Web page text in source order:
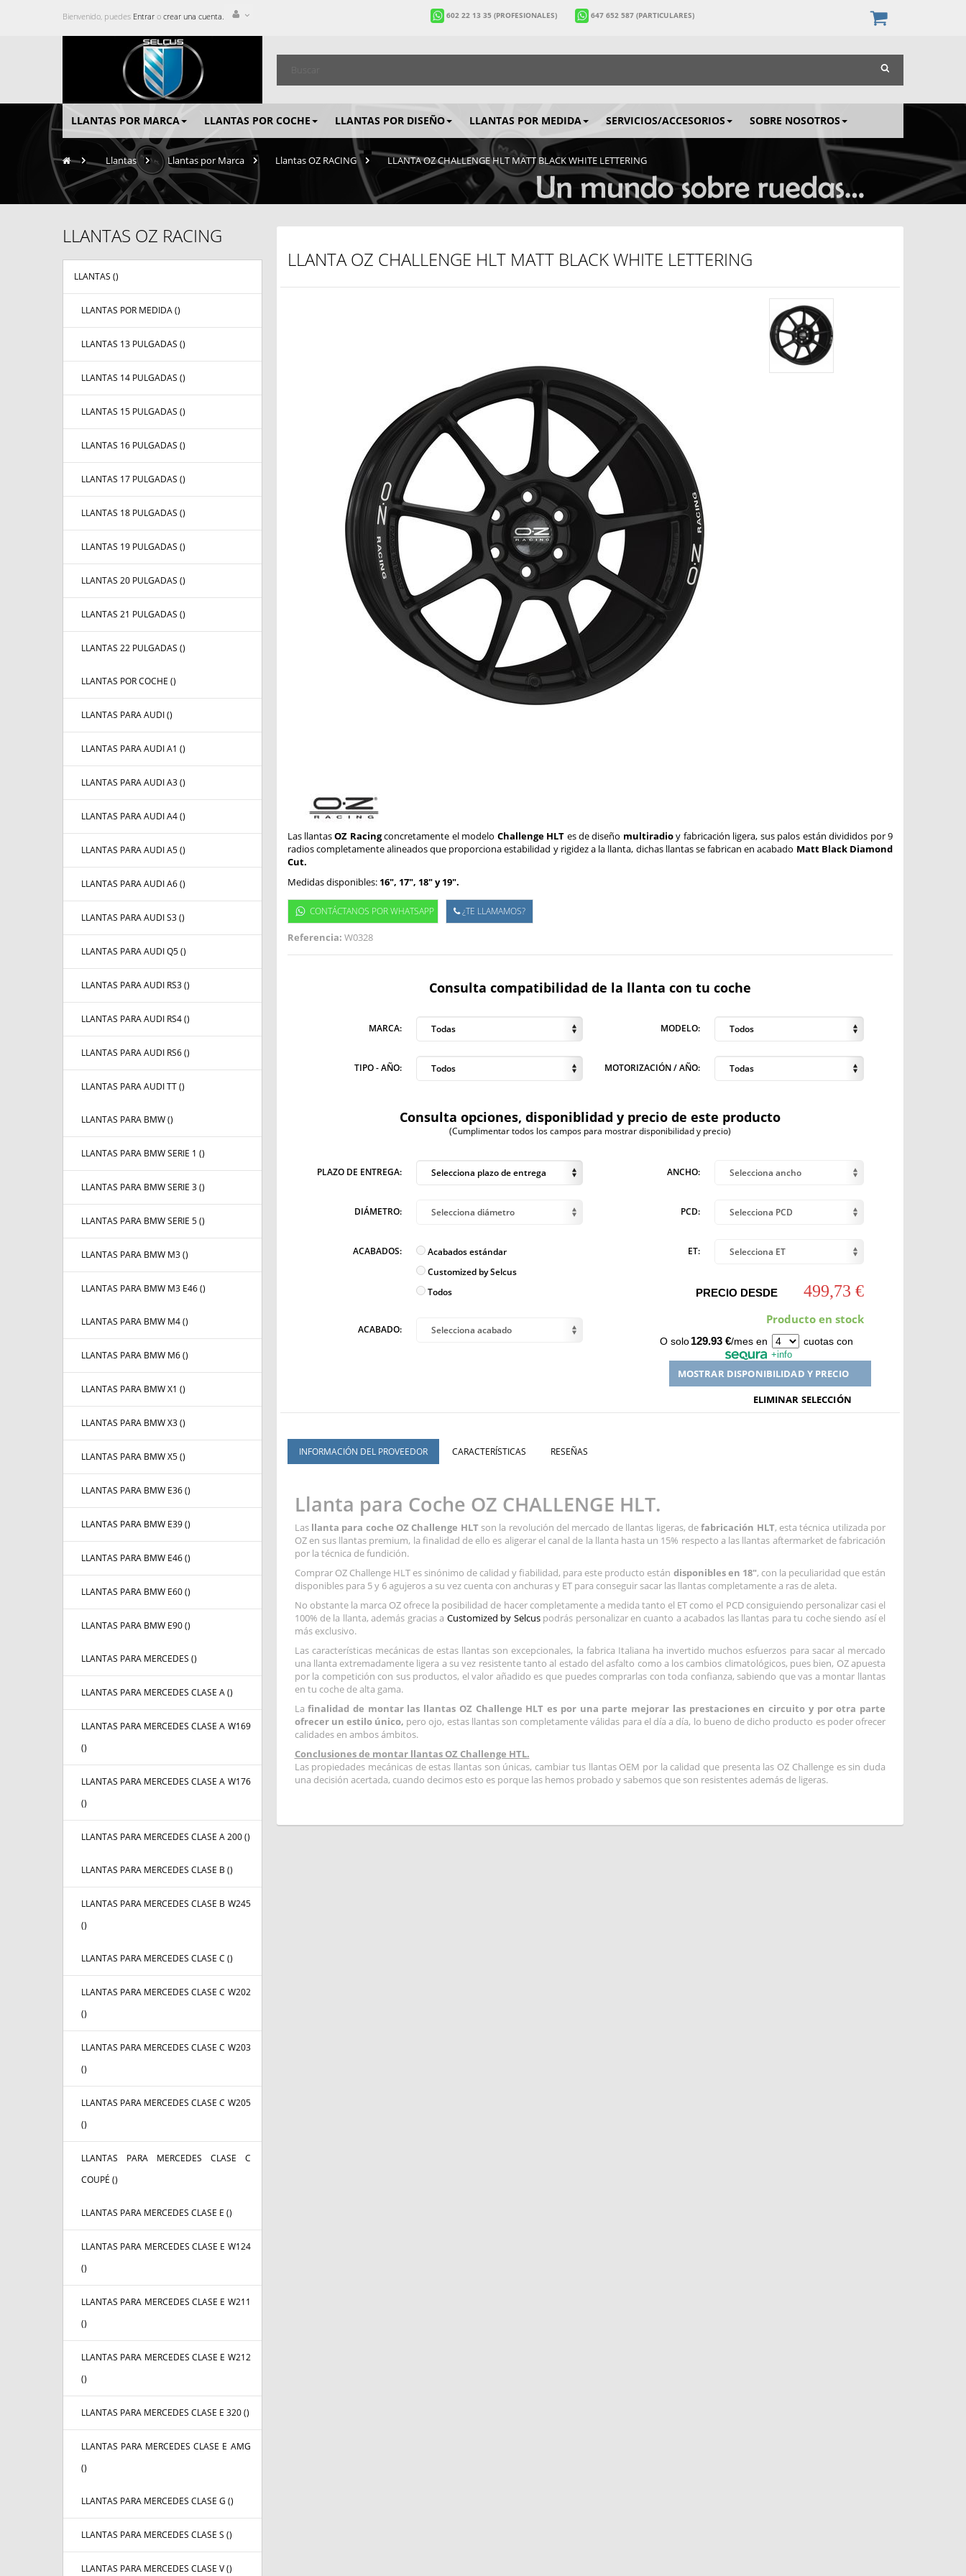
Bienvenido, puedes Entrar o crear una cuenta. 602 22 13 35(PROFESIONALES) 647 652 587(PARTICULARES)
LLANTAS POR MARCA LLANTAS POR COCHE LLANTAS POR DISEÑO LLANTAS POR MEDIDA SERVICIOS/ACCESORIOS SOBRE NOSOTROS
> Llantas > Llantas por Marca Llantas OZ RACING LLANTA OZ CHALLENGE HLT MATT BLACK WHITE LETTERING
LLANTAS OZ RACING
LLANTAS ()
LLANTAS POR MEDIDA ()
LLANTAS 13 PULGADAS ()
LLANTAS 14 PULGADAS ()
LLANTAS 15 PULGADAS ()
LLANTAS 16 PULGADAS ()
LLANTAS 17 PULGADAS ()
LLANTAS 18 PULGADAS ()
LLANTAS 19 PULGADAS ()
LLANTAS 20 PULGADAS ()
LLANTAS 21 PULGADAS ()
LLANTAS 22 PULGADAS ()
LLANTAS POR COCHE ()
LLANTAS PARA AUDI ()
LLANTAS PARA AUDI A1 ()
LLANTAS PARA AUDI A3 ()
LLANTAS PARA AUDI A4 ()
LLANTAS PARA AUDI A5 ()
LLANTAS PARA AUDI A6 ()
LLANTAS PARA AUDI S3 ()
LLANTAS PARA AUDI Q5 ()
LLANTAS PARA AUDI RS3 ()
LLANTAS PARA AUDI RS4 ()
LLANTAS PARA AUDI RS6 ()
LLANTAS PARA AUDI TT ()
LLANTAS PARA BMW ()
LLANTAS PARA BMW SERIE 1 ()
LLANTAS PARA BMW SERIE 3 ()
LLANTAS PARA BMW SERIE 5 ()
LLANTAS PARA BMW M3 ()
LLANTAS PARA BMW M3 E46 ()
LLANTAS PARA BMW M4 ()
LLANTAS PARA BMW M6 ()
LLANTAS PARA BMW X1 ()
LLANTAS PARA BMW X3 ()
LLANTAS PARA BMW X5 ()
LLANTAS PARA BMW E36 ()
LLANTAS PARA BMW E39 ()
LLANTAS PARA BMW E46 ()
LLANTAS PARA BMW E60 ()
LLANTAS PARA BMW E90 ()
LLANTAS PARA MERCEDES ()
LLANTAS PARA MERCEDES CLASE A ()
LLANTAS PARA MERCEDES CLASE A W169
()
LLANTAS PARA MERCEDES CLASE A W176
()
LLANTAS PARA MERCEDES CLASE A 200 ()
LLANTAS PARA MERCEDES CLASE B ()
LLANTAS PARA MERCEDES CLASE B W245
()
LLANTAS PARA MERCEDES CLASE C ()
LLANTAS PARA MERCEDES CLASE C W202
()
LLANTAS PARA MERCEDES CLASE C W203
()
LLANTAS PARA MERCEDES CLASE C W205
()
LLANTAS PARA MERCEDES CLASE C
COUPÉ ()
LLANTAS PARA MERCEDES CLASE E ()
LLANTAS PARA MERCEDES CLASE E W124
()
LLANTAS PARA MERCEDES CLASE E W211
()
LLANTAS PARA MERCEDES CLASE E W212
()
LLANTAS PARA MERCEDES CLASE E 320 ()
LLANTAS PARA MERCEDES CLASE E AMG
()
LLANTAS PARA MERCEDES CLASE G ()
LLANTAS PARA MERCEDES CLASE S ()
LLANTAS PARA MERCEDES CLASE V ()
LLANTA OZ CHALLENGE HLT MATT BLACK WHITE LETTERING
Las llantasOZ Racingconcretamente el modelo Challenge HLT es de diseño multiradioy fabricación ligera, sus palos están divididos por 9
radios completamente alineados que proporciona estabilidad y rigidez a la llanta, dichas llantas se fabrican en acabado Matt Black Diamond
Cut.
Medidas disponibles: 16", 17", 18" y 19".
CONTÁCTANOS POR WHATSAPP ¿TE LLAMAMOS?
Referencia: W0328
Consulta compatibilidad de la llanta con tu coche
MARCA: Todas MODELO: Todos
TIPO - AÑO: Todos MOTORIZACIÓN / AÑO: Todas
Consulta opciones, disponiblidad y precio de este producto
(Cumplimentar todos los campos para mostrar disponibilidad y precio)
PLAZO DE ENTREGA: Selecciona plazo de entrega
DIÁMETRO: Selecciona diámetro
ACABADOS:
Acabados estándar
Customized by Selcus
Todos
ACABADO: Selecciona acabado
ANCHO: Selecciona ancho
PCD: Selecciona PCD
ET: Selecciona ET
PRECIO DESDE 499,73 €
Producto en stock
O solo 129.93 €/mes en cuotas con
+info
MOSTRAR DISPONIBILIDAD Y PRECIO
ELIMINAR SELECCIÓN
INFORMACIÓN DEL PROVEEDOR CARACTERÍSTICAS RESEÑAS
Llanta para Coche OZ CHALLENGE HLT.
Las llanta para coche OZ Challenge HLTson la revolución del mercado de llantas ligeras, defabricación HLT, esta técnica utilizada por
OZ en sus llantas premium, la finalidad de ello es aligerar el canal de la llanta hasta un 15% respecto a las llantas aftermarket de fabricación
por la técnica de fundición.
Comprar OZ Challenge HLT es sinónimo de calidad y fiabilidad, para este producto están disponibles en 18", con la peculiaridad que están
disponibles para 5 y 6 agujeros a su vez cuenta con anchuras y ET para conseguir sacar las llantas completamente a ras de aleta.
No obstante la marca OZ ofrece la posibilidad de hacer completamente a medida tanto el ET como el PCD consiguiendo personalizar casi el
100% de la llanta, además gracias a Customized by Selcuspodrás personalizar en cuanto a acabados las llantas para tu coche siendo así el
más exclusivo.
Las características mecánicas de estas llantas son excepcionales, la fabrica Italiana ha invertido muchos esfuerzos para sacar al mercado
una llanta extremadamente ligera a su vez resistente tanto al estado del asfalto como a los cambios climatológicos, pues bien, OZ apuesta
por la competición con sus productos, el valor añadido es que puedes comprarlas con toda confianza, sabiendo que vas a montar llantas
en tu coche de alta gama.
La finalidad de montar las llantas OZ Challenge HLT es por una parte mejorar las prestaciones en circuito y por otra parte
ofrecer un estilo único, pero ojo, estas llantas son completamente válidas para el día a día, lo bueno de dicho producto es poder ofrecer
calidades en ambos ámbitos.
Conclusiones de montar llantas OZ Challenge HTL.
Las propiedades mecánicas de estas llantas son únicas, cambiar tus llantas OEM por la calidad que presenta las OZ Challenge es sin duda
una decisión acertada, cuando decimos esto es porque las hemos probado y sabemos que son resistentes además de ligeras.